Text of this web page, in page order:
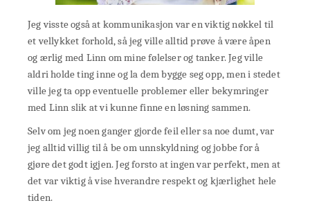
Jeg visste også at kommunikasjon var en viktig nøkkel til
et vellykket forhold, så jeg ville alltid prøve å være åpen
og ærlig med Linn om mine følelser og tanker. Jeg ville
aldri holde ting inne og la dem bygge seg opp, men i stedet
ville jeg ta opp eventuelle problemer eller bekymringer
med Linn slik at vi kunne finne en løsning sammen.
Selv om jeg noen ganger gjorde feil eller sa noe dumt, var
jeg alltid villig til å be om unnskyldning og jobbe for å
gjøre det godt igjen. Jeg forsto at ingen var perfekt, men at
det var viktig å vise hverandre respekt og kjærlighet hele
tiden.